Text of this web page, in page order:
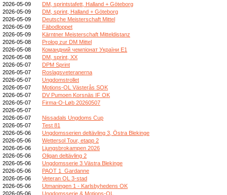
2026-05-09
DM, sprintstafett, Halland + Göteborg
2026-05-09
DM, sprint, Halland + Göteborg
2026-05-09
Deutsche Meisterschaft Mittel
2026-05-09
Fäbodloppet
2026-05-09
Kärntner Meisterschaft Mitteldistanz
2026-05-08
Prolog zur DM Mittel
2026-05-08
Командний чемпіонат України E1
2026-05-08
DM, sprint, XX
2026-05-07
DPM Sprint
2026-05-07
Roslagsveteranerna
2026-05-07
Ungdomstrollet
2026-05-07
Motions-OL Västerås SOK
2026-05-07
DV Pumoen Korsnäs IF OK
2026-05-07
Firma-O-Løb 20260507
2026-05-07
2026-05-07
Nissadals Ungdoms Cup
2026-05-07
Test 81
2026-05-06
Ungdomsserien deltävling 3, Östra Blekinge
2026-05-06
Wettersol Tour, etapp 2
2026-05-06
Ljungsbrokampen 2026
2026-05-06
Oligan deltävling 2
2026-05-06
Ungdomsserie 3 Västra Blekinge
2026-05-06
PAOT 1_Gardanne
2026-05-06
Veteran OL 3-stad
2026-05-06
Utmaningen 1 - Karlsbyhedens OK
2026-05-06
Ungdomsserie & Motions-OL